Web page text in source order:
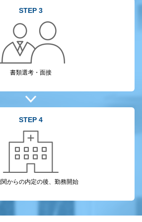
STEP 3
書類選考・面接
STEP 4
からの内定の後、勤務開始